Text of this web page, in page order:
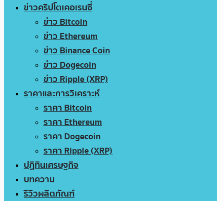
ข่าวคริปโตเคอเรนซี่
ข่าว Bitcoin
ข่าว Ethereum
ข่าว Binance Coin
ข่าว Dogecoin
ข่าว Ripple (XRP)
ราคาและการวิเคราะห์
ราคา Bitcoin
ราคา Ethereum
ราคา Dogecoin
ราคา Ripple (XRP)
ปฏิทินเศรษฐกิจ
บทความ
รีวิวผลิตภัณฑ์